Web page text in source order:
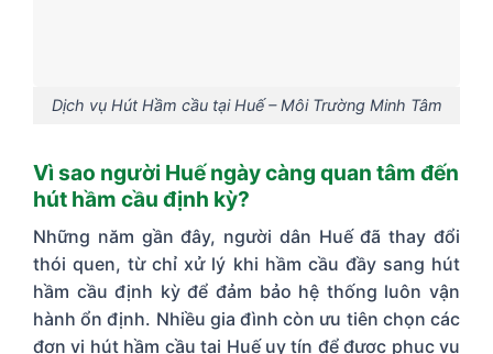
Dịch vụ Hút Hầm cầu tại Huế – Môi Trường Minh Tâm
Vì sao người Huế ngày càng quan tâm đến
hút hầm cầu định kỳ?
Những năm gần đây, người dân Huế đã thay đổi
thói quen, từ chỉ xử lý khi hầm cầu đầy sang hút
hầm cầu định kỳ để đảm bảo hệ thống luôn vận
hành ổn định. Nhiều gia đình còn ưu tiên chọn các
đơn vị hút hầm cầu tại Huế uy tín để được phục vụ